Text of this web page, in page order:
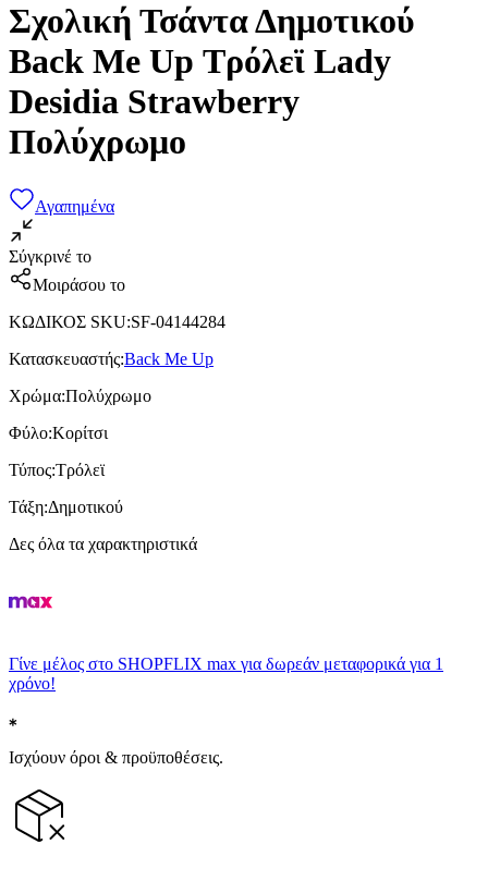
Σχολική Τσάντα Δημοτικού
Back Me Up Τρόλεϊ Lady
Desidia Strawberry
Πολύχρωμο
Αγαπημένα
Σύγκρινέ το
Μοιράσου το
ΚΩΔΙΚΟΣ SKU:SF-04144284
Κατασκευαστής:Back Me Up
Χρώμα:Πολύχρωμο
Φύλο:Κορίτσι
Τύπος:Τρόλεϊ
Τάξη:Δημοτικού
Δες όλα τα χαρακτηριστικά
Γίνε μέλος στο SHOPFLIX max για δωρεάν μεταφορικά για 1
χρόνο!
Ισχύουν όροι & προϋποθέσεις.